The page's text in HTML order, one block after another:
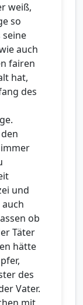
weiß,
so
seine
auch
fairen
hat,
des
und
ob
Täter
hätte
des
Vater.